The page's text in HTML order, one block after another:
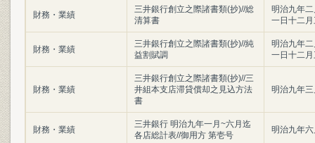
財務・業績
三井銀行創立之際諸書類(抄)//総
清算書
明治九年
一日十二
財務・業績
三井銀行創立之際諸書類(抄)//純
益割賦調
明治九年
一日十二
財務・業績
三井銀行創立之際諸書類(抄)//三
井組本支店滞貸償却之見込方法
書
明治九年
財務・業績
三井銀行 明治九年一月~六月迄
各店総計表//御用方 第壱号
明治九年